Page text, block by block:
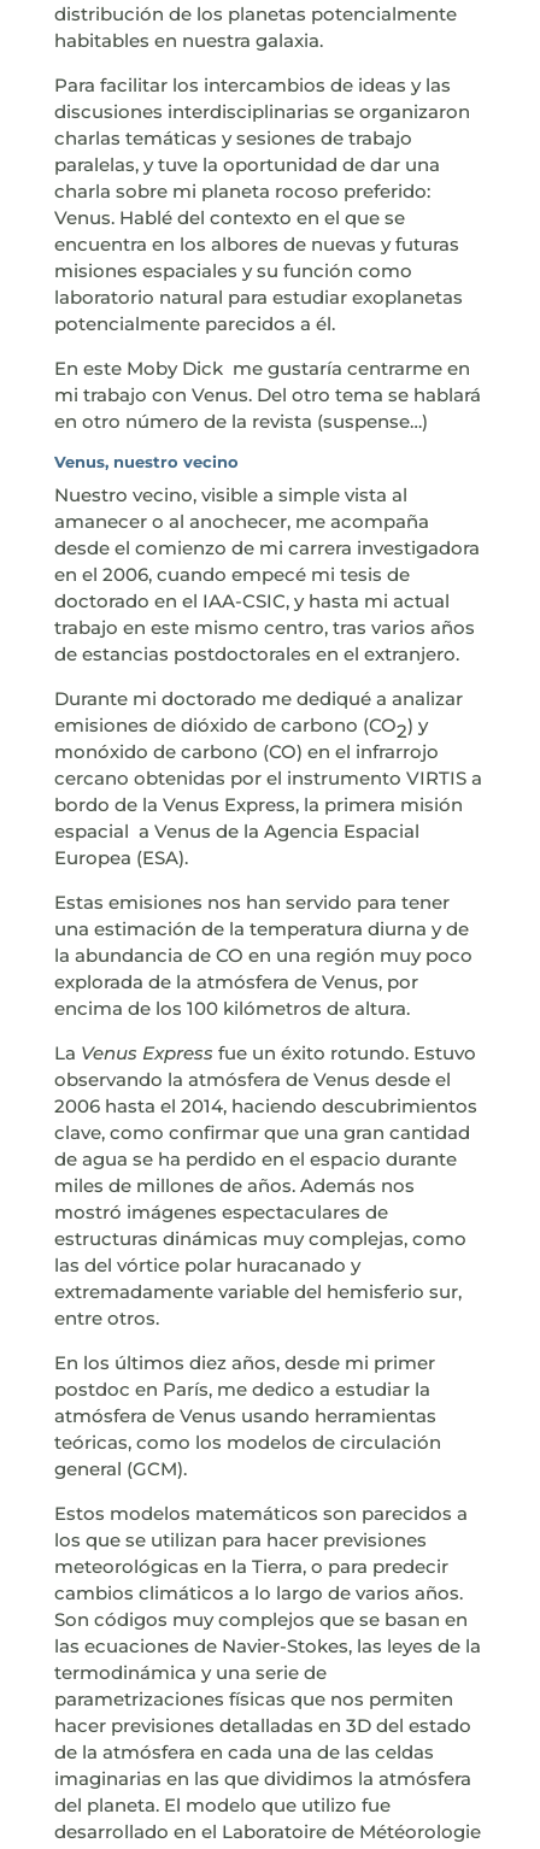
distribución de los planetas potencialmente
habitables en nuestra galaxia.
Para facilitar los intercambios de ideas y las
discusiones interdisciplinarias se organizaron
charlas temáticas y sesiones de trabajo
paralelas, y tuve la oportunidad de dar una
charla sobre mi planeta rocoso preferido:
Venus. Hablé del contexto en el que se
encuentra en los albores de nuevas y futuras
misiones espaciales y su función como
laboratorio natural para estudiar exoplanetas
potencialmente parecidos a él.
En este Moby Dick me gustaría centrarme en
mi trabajo con Venus. Del otro tema se hablará
en otro número de la revista (suspense…)
Venus, nuestro vecino
Nuestro vecino, visible a simple vista al
amanecer o al anochecer, me acompaña
desde el comienzo de mi carrera investigadora
en el 2006, cuando empecé mi tesis de
doctorado en el IAA-CSIC, y hasta mi actual
trabajo en este mismo centro, tras varios años
de estancias postdoctorales en el extranjero.
Durante mi doctorado me dediqué a analizar
emisiones de dióxido de carbono (CO2) y
monóxido de carbono (CO) en el infrarrojo
cercano obtenidas por el instrumento VIRTIS a
bordo de la Venus Express, la primera misión
espacial a Venus de la Agencia Espacial
Europea (ESA).
Estas emisiones nos han servido para tener
una estimación de la temperatura diurna y de
la abundancia de CO en una región muy poco
explorada de la atmósfera de Venus, por
encima de los 100 kilómetros de altura.
La Venus Express fue un éxito rotundo. Estuvo
observando la atmósfera de Venus desde el
2006 hasta el 2014, haciendo descubrimientos
clave, como confirmar que una gran cantidad
de agua se ha perdido en el espacio durante
miles de millones de años. Además nos
mostró imágenes espectaculares de
estructuras dinámicas muy complejas, como
las del vórtice polar huracanado y
extremadamente variable del hemisferio sur,
entre otros.
En los últimos diez años, desde mi primer
postdoc en París, me dedico a estudiar la
atmósfera de Venus usando herramientas
teóricas, como los modelos de circulación
general (GCM).
Estos modelos matemáticos son parecidos a
los que se utilizan para hacer previsiones
meteorológicas en la Tierra, o para predecir
cambios climáticos a lo largo de varios años.
Son códigos muy complejos que se basan en
las ecuaciones de Navier-Stokes, las leyes de la
termodinámica y una serie de
parametrizaciones físicas que nos permiten
hacer previsiones detalladas en 3D del estado
de la atmósfera en cada una de las celdas
imaginarias en las que dividimos la atmósfera
del planeta. El modelo que utilizo fue
desarrollado en el Laboratoire de Météorologie